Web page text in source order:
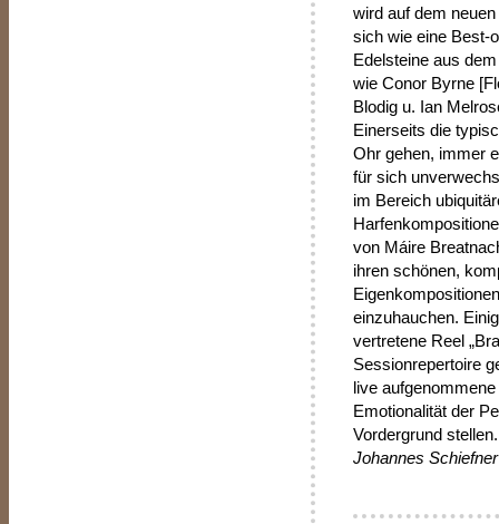
wird auf dem
sich wie eine Best-
Edelsteine aus
wie Conor Byrne
Blodig u. Ian
Einerseits die
Ohr gehen, immer
für sich
im Bereich
von Máire
ihren schönen,
einzuhauchen.
vertretene Reel
Sessionrepertoire
live
Emotionalität der
Vordergrund stellen.
Johannes Schiefner